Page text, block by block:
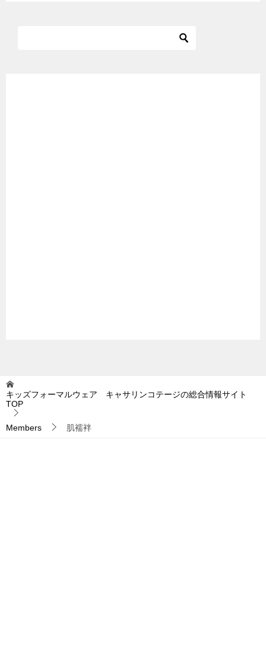
キッズフォーマルウェア キャサリンコテージの総合情報サイト
TOP
Members 肌襦袢